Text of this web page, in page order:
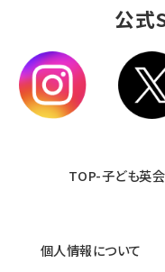
公式
TOP-子ども英会
個人情報について